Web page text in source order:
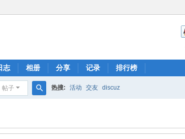
志 相册 分享 记录 排行榜
帖子 热搜: 活动 交友 discuz